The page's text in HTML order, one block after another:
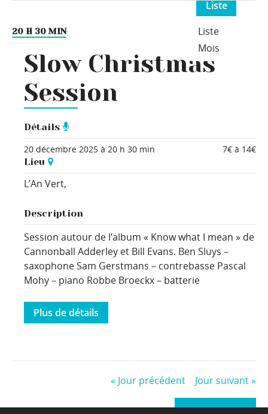
Navigation
Liste
Liste
Mois
20 H 30 MIN
Slow Christmas
Session
Détails
20 décembre 2025 à 20 h 30 min
7€ à 14€
Lieu
L’An Vert,
Description
Session autour de l’album « Know what I mean » de
Cannonball Adderley et Bill Evans. Ben Sluys –
saxophone Sam Gerstmans – contrebasse Pascal
Mohy – piano Robbe Broeckx – batterie
Plus de détails
« Jour précédent Jour suivant»